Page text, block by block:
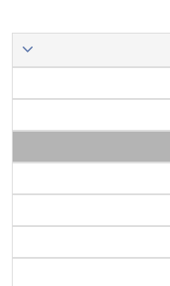
או פעמיים בשבוע,
תוכלו לקבל
אחד השיעורים או